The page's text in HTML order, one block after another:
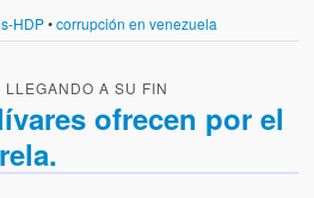
HDP•corrupción en venezuela
LLEGANDO A SU FIN
ofrecen por el